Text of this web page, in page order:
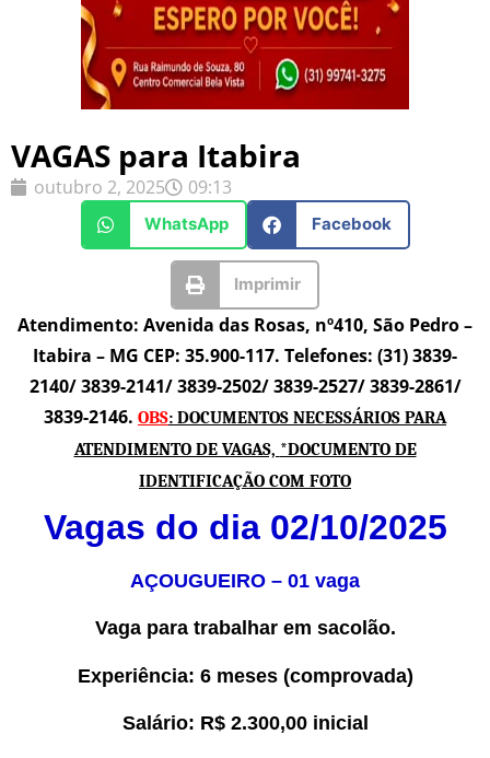
VAGAS para Itabira
outubro 2, 2025 09:13
WhatsApp Facebook
Imprimir
Atendimento: Avenida das Rosas, nº410, São Pedro –
Itabira – MG CEP: 35.900-117. Telefones: (31) 3839-
2140/ 3839-2141/ 3839-2502/ 3839-2527/ 3839-2861/
3839-2146. OBS: DOCUMENTOS NECESSÁRIOS PARA
ATENDIMENTO DE VAGAS, *DOCUMENTO DE
IDENTIFICAÇÃO COM FOTO
Vagas do dia 02/10/2025
AÇOUGUEIRO – 01 vaga
Vaga para trabalhar em sacolão.
Experiência: 6 meses (comprovada)
Salário: R$ 2.300,00 inicial